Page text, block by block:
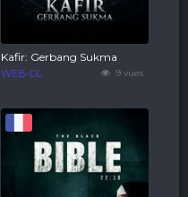
9 vues
Kafir: Gerbang Sukma
WEB-DL